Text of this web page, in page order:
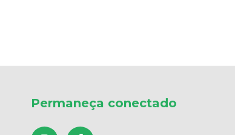
Permaneça conectado